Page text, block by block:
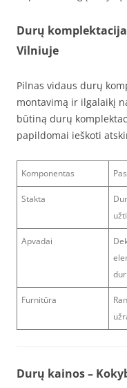
Durų komplektacija
Vilniuje
Pilnas vidaus durų
montavimą ir ilgalaikį
būtiną durų
papildomai ieškoti
Komponentas
Stakta
Apvadai
Furnitūra
Durų kainos –